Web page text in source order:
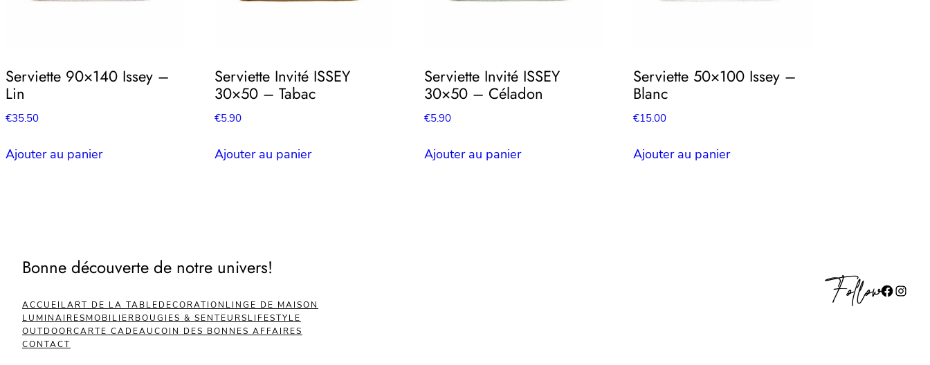
Serviette 90×140 Issey –
Lin
€35.50
Ajouter au panier
Serviette Invité ISSEY
30×50 – Tabac
€5.90
Ajouter au panier
Serviette Invité ISSEY
30×50 – Céladon
€5.90
Ajouter au panier
Serviette 50×100 Issey –
Blanc
€15.00
Ajouter au panier
Bonne découverte de notre univers!
ACCUEILART DE LA TABLEDECORATION LINGE DE MAISON
LUMINAIRESMOBILIERBOUGIES & SENTEURSLIFESTYLE
OUTDOORCARTE CADEAUCOIN DES BONNES AFFAIRES
CONTACT
FollowFacebook Instagram